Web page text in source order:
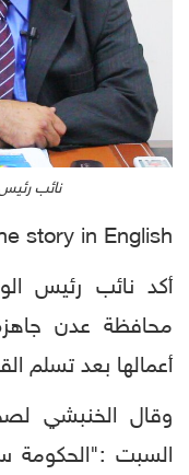
نائب
story in English
أكد نائب رئيس
محافظة عدن
أعمالها بعد تسلم
وقال الخنبشي
السبت :"الحكومة